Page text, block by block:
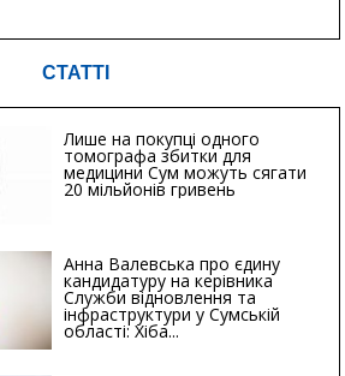
СТАТТІ
Лише на покупці одного
томографа збитки для
медицини Сум можуть сягати
20 мільйонів гривень
Анна Валевська про єдину
кандидатуру на керівника
Служби відновлення та
інфраструктури у Сумській
області: Хіба...